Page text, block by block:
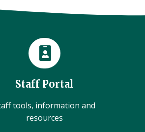
Staff Portal
tools, information and
resources